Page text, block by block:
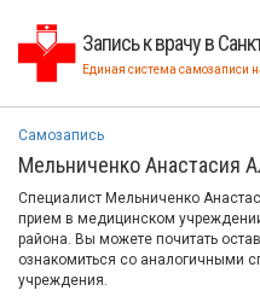
Запись к врачу в
Единая система самозаписи
Самозапись
Мельниченко Анастасия
Специалист Мельниченко
прием в медицинском
района. Вы можете почитать
ознакомиться со аналогичными
учреждения.